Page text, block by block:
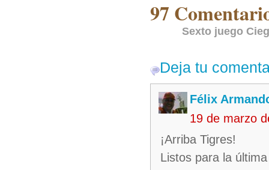
97
Sexto juego
Deja tu
Félix
19 de marzo
¡Arriba Tigres!
Listos para la